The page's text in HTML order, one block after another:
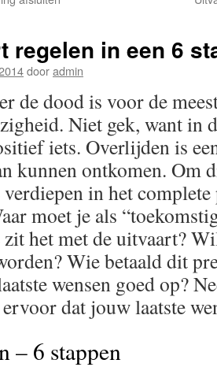
regelen in een 6
dooradmin
de dood is voor de
Niet gek, want in
iets. Overlijden is
kunnen ontkomen. Om
in het complete
moet je als
zit het met de uitvaart?
Wie betaald dit
wensen goed op?
dat jouw laatste
– 6 stappen